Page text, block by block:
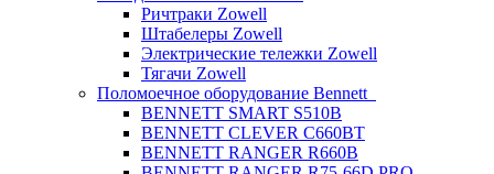
Ричтраки Zowell
Штабелеры Zowell
Электрические тележки Zowell
Тягачи Zowell
Поломоечное оборудование Bennett
BENNETT SMART S510B
BENNETT CLEVER C660BT
BENNETT RANGER R660B